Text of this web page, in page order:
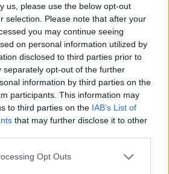
us, please use the below opt-out
selection. Please note that after your
you may continue seeing
on personal information utilized by
disclosed to third parties prior to
separately opt-out of the further
information by third parties on the
participants. This information may
to third parties on the IAB’s List of
that may further disclose it to other
Opt Outs
Susedka vzala umelý
črepník, keď som uvidela
čo urobila s ním ostala
som bez slov!
Romana
8 rokov
ago
1 mins
Výzdoba záhrady nie je lacný
špás, ale ak sme kúsok kreatívný
tak pomocou skvelých nápadov si
vieme vyrobiť úžasné dekorácie